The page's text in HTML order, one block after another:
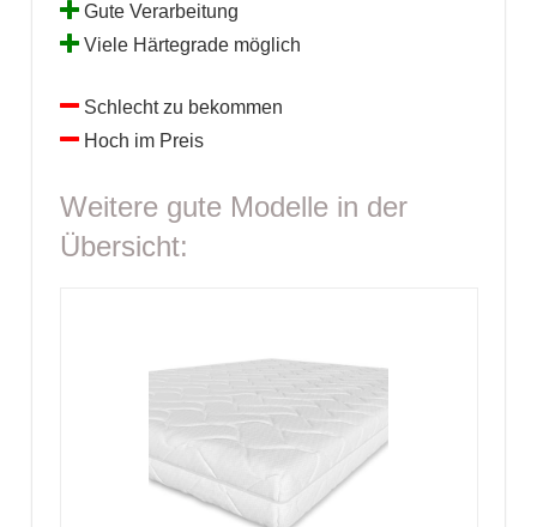
Gute Verarbeitung
Viele Härtegrade möglich
Schlecht zu bekommen
Hoch im Preis
Weitere gute Modelle in der
Übersicht: